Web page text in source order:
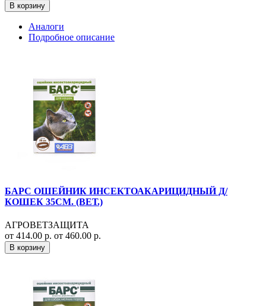
В корзину
Аналоги
Подробное описание
БАРС ОШЕЙНИК ИНСЕКТОАКАРИЦИДНЫЙ Д/
КОШЕК 35СМ. (ВЕТ.)
АГРОВЕТЗАЩИТА
от 414.00 р. от 460.00 р.
В корзину